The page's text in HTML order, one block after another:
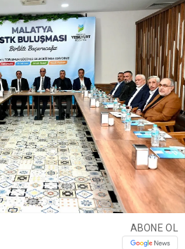
ABONE OL